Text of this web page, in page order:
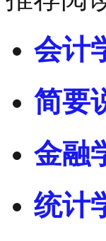
会计
简要
金融
统计